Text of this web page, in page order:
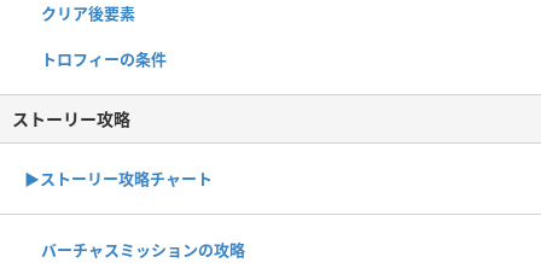
クリア後要素
トロフィーの条件
ストーリー攻略
▶︎ストーリー攻略チャート
バーチャスミッションの攻略